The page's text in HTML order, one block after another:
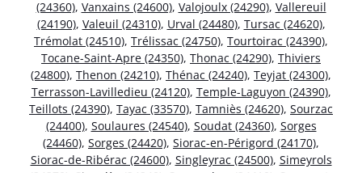
(24360), Vanxains (24600), Valojoulx (24290), Vallereuil
(24190), Valeuil (24310), Urval (24480), Tursac (24620),
Trémolat (24510), Trélissac (24750), Tourtoirac (24390),
Tocane-Saint-Apre (24350), Thonac (24290), Thiviers
(24800), Thenon (24210), Thénac (24240), Teyjat (24300),
Terrasson-Lavilledieu (24120), Temple-Laguyon (24390),
Teillots (24390), Tayac (33570), Tamniès (24620), Sourzac
(24400), Soulaures (24540), Soudat (24360), Sorges
(24460), Sorges (24420), Siorac-en-Périgord (24170),
Siorac-de-Ribérac (24600), Singleyrac (24500), Simeyrols